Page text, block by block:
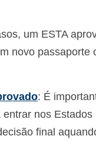
um ESTA
novo
: É
nos
final